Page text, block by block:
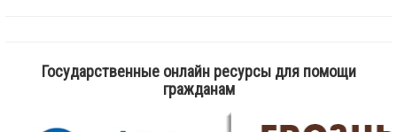
Государственные онлайн ресурсы для помощи
гражданам